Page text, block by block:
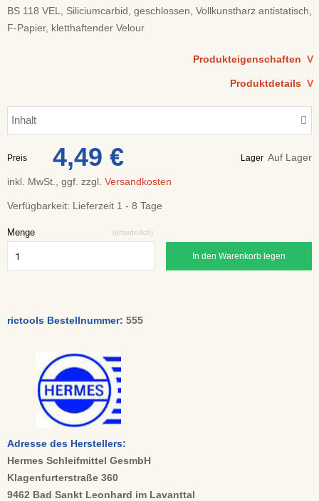
BS 118 VEL, Siliciumcarbid, geschlossen, Vollkunstharz antistatisch,
F-Papier, kletthaftender Velour
Produkteigenschaften V
Produktdetails V
Inhalt
Preis 4,49 € Lager Auf Lager
inkl. MwSt., ggf. zzgl. Versandkosten
Verfügbarkeit: Lieferzeit 1 - 8 Tage
Menge (erforderlich)
In den Warenkorb legen
rictools Bestellnummer: 555
Adresse des Herstellers:
Hermes Schleifmittel GesmbH
Klagenfurterstraße 360
9462 Bad Sankt Leonhard im Lavanttal